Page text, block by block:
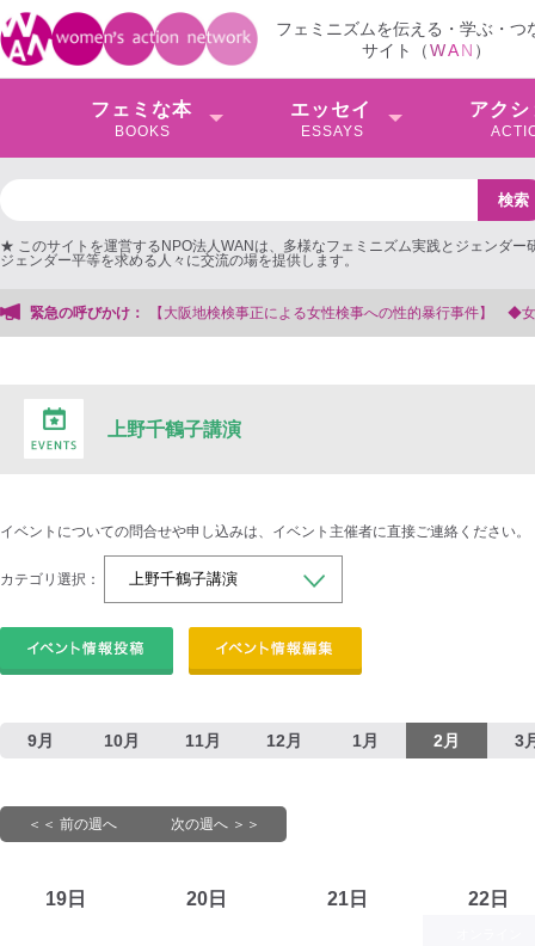
フェミニズムを伝える・学ぶ・つ
サイト（WAN ）
フェミな本
BOOKS
エッセイ
ESSAYS
アクシ
★ このサイトを運営するNPO法人WANは、多様なフェミニズム実践とジェンダー
ジェンダー平等を求める人々に交流の場を提供します。
緊急の呼びかけ：
検事正による女性検事への性的暴行事件】 ◆女性検事を支援する会事務局
上野千鶴子講演
イベントについての問合せや申し込みは、イベント主催者に直接ご連絡ください。
カテゴリ選択：
9月 10月 11月 12月 1月 2月 3
＜＜ 前の週へ 次の週へ ＞＞
19日 20日 21日 22日